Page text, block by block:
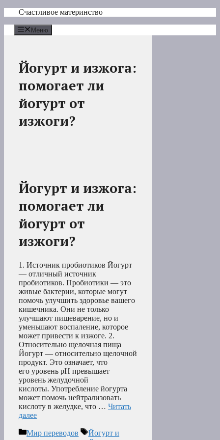
Перейти
содержимому
Счастливое материнство
Меню
Йогурт и изжога:
помогает ли
йогурт от
изжоги?
Йогурт и изжога:
помогает ли
йогурт от
изжоги?
1. Источник пробиотиков Йогурт
— отличный источник
пробиотиков. Пробиотики — это
живые бактерии, которые могут
помочь улучшить здоровье вашего
кишечника. Они не только
улучшают пищеварение, но и
уменьшают воспаление, которое
может привести к изжоге. 2.
Относительно щелочная пища
Йогурт — относительно щелочной
продукт. Это означает, что
его уровень pH превышает
уровень желудочной
кислоты. Употребление йогурта
может помочь нейтрализовать
кислоту в желудке, что … Читать
далее
Рубрики
Мир переводов Метки
Йогурт и